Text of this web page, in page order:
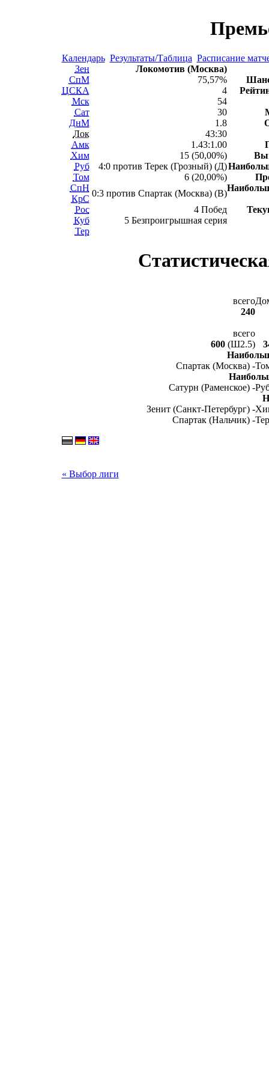
Календарь Результаты/Таблица Расписание
Зен
СпМ
ЦСКА
Мск
Сат
ДнМ
Лок
Амк
Хим
Руб
Том
СпН
КрС
Рос
Куб
Тер
Локомотив (Москва)
75,57%
4
54
30
1.8
43:30
1.43:1.00
15 (50,00%)
4:0 против Терек (Грозный) (Д)
6 (20,00%)
0:3 против Спартак (Москва) (В)
4 Побед
5 Безпроигрышная серия
всего
240
всего
600(Ш2.5)
Спартак (Москва) -
Сатурн (Раменское) -
Зенит (Санкт-Петербург) -
Спартак (Нальчик) -
« Выбор лиги